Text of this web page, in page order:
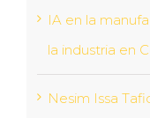
IA en la
la industria en
Nesim Issa